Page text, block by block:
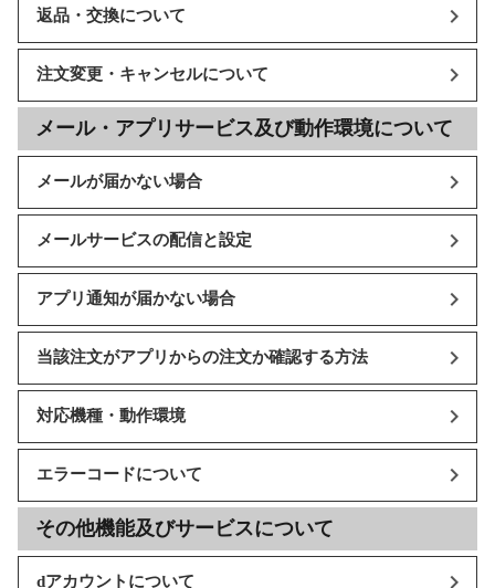
返品・交換について
注文変更・キャンセルについて
メール・アプリサービス及び動作環境について
メールが届かない場合
メールサービスの配信と設定
アプリ通知が届かない場合
当該注文がアプリからの注文か確認する方法
対応機種・動作環境
エラーコードについて
その他機能及びサービスについて
dアカウントについて